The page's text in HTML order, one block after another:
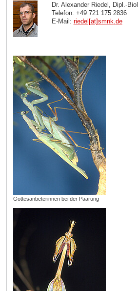
Dr. Alexander Riedel, Dipl.-Biol.
Telefon: +49 721 175 2836
E-Mail: riedel[at]smnk de
Gottesanbeterinnen bei der Paarung